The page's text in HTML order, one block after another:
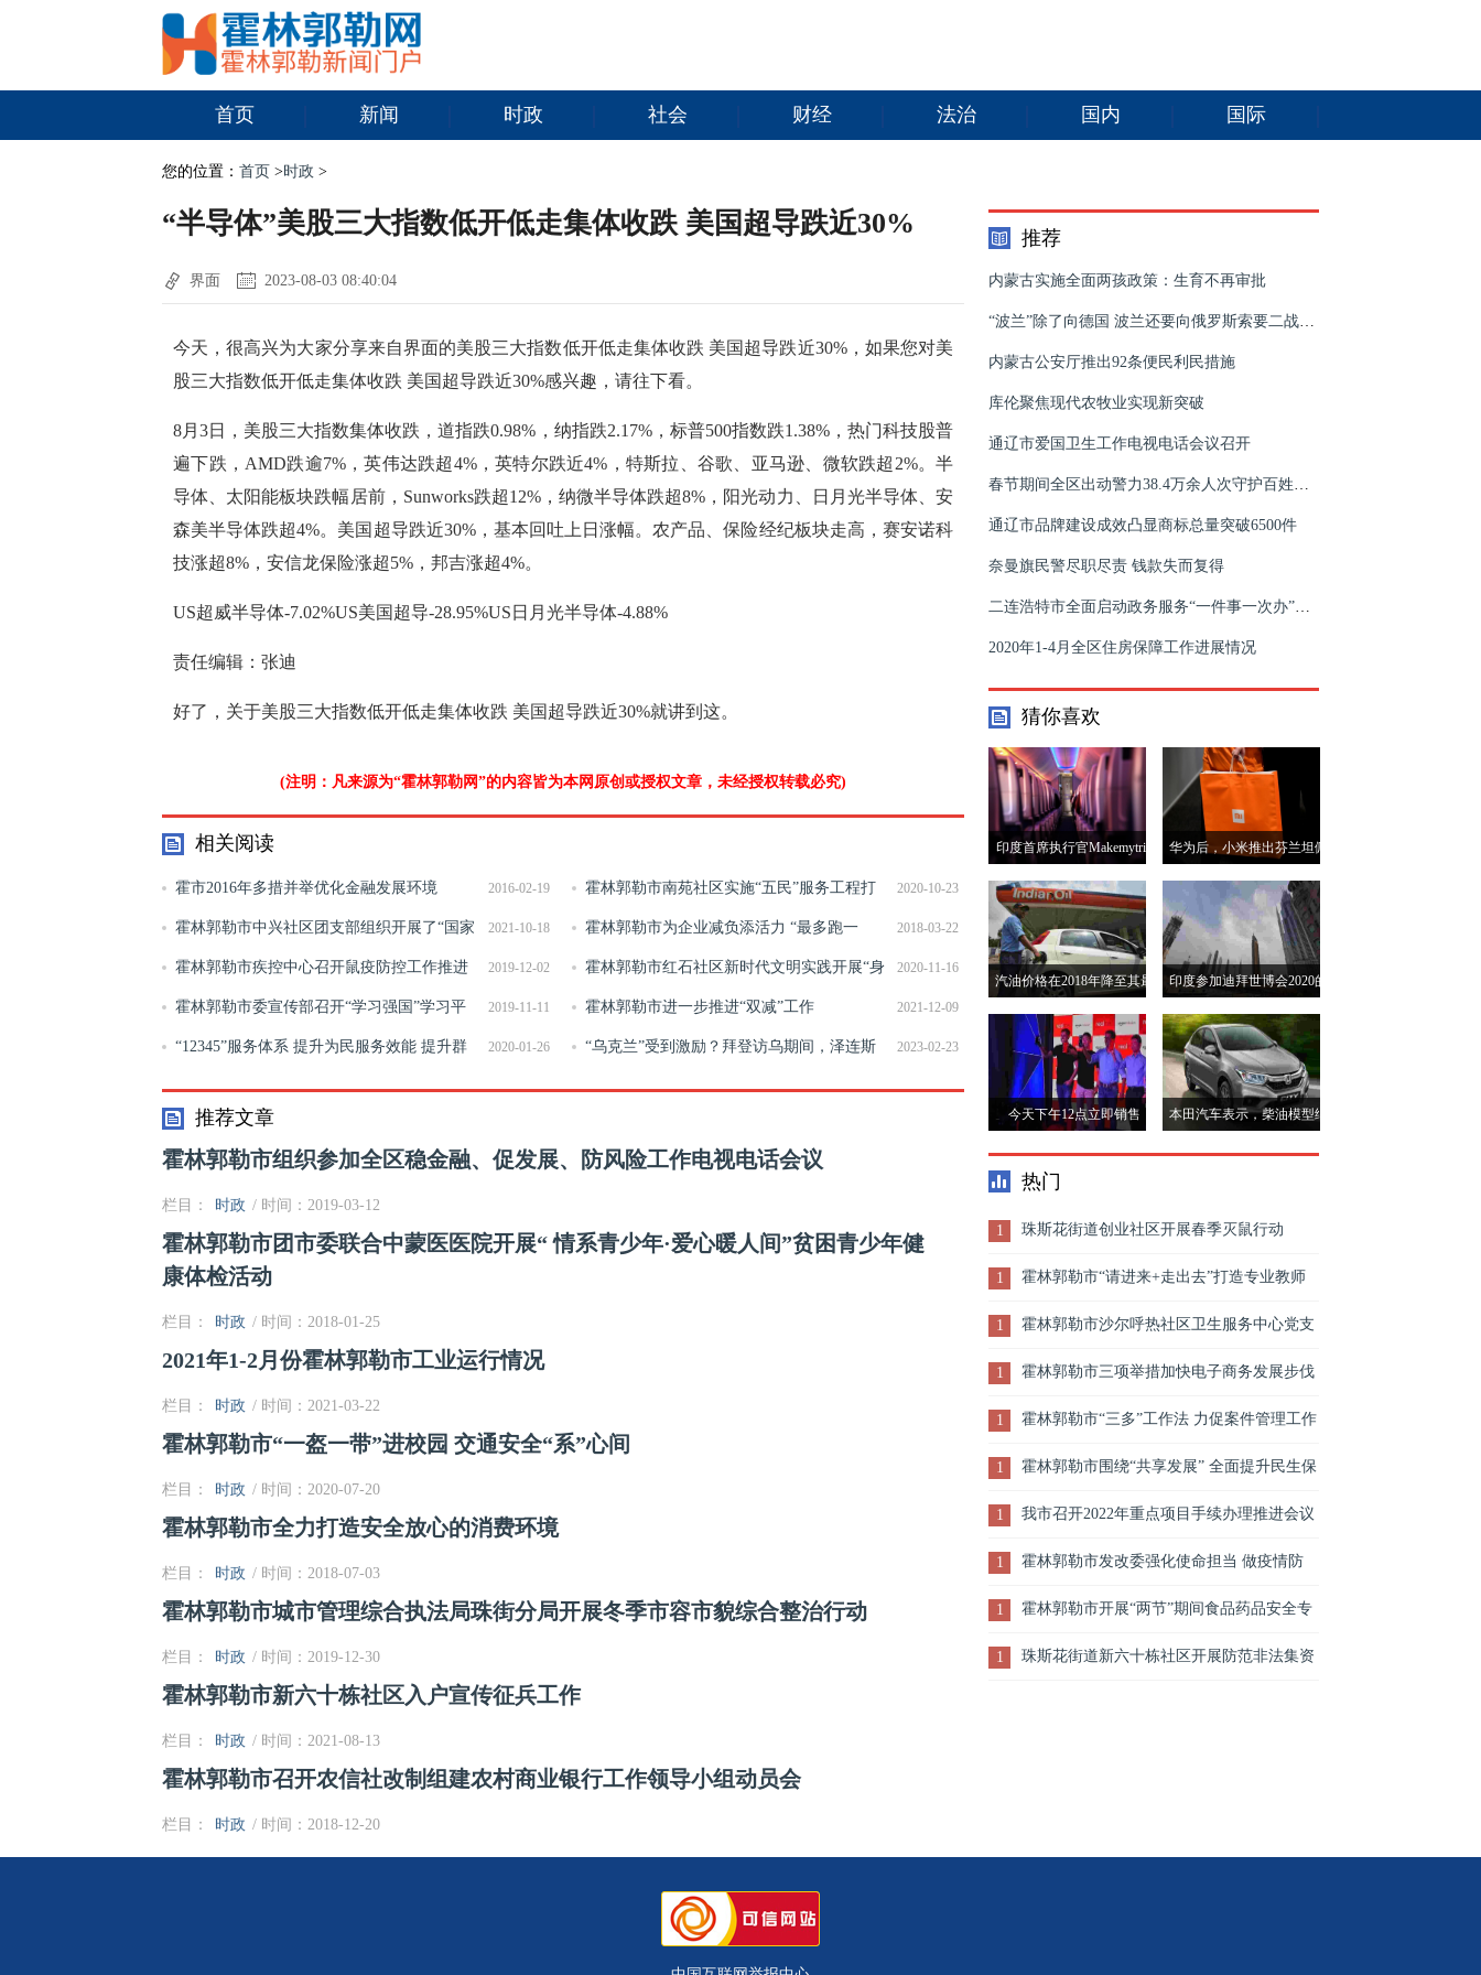
首页 新闻 时政 社会 财经 法治 国内 国际
您的位置： 首页 >时政 >
“半导体”美股三大指数低开低走集体收跌 美国超导跌近30%
界面 2023-08-03 08:40:04
今天，很高兴为大家分享来自界面的美股三大指数低开低走集体收跌 美国超导跌近30%，如果您对美
股三大指数低开低走集体收跌 美国超导跌近30%感兴趣，请往下看。
8月3日，美股三大指数集体收跌，道指跌0.98%，纳指跌2.17%，标普500指数跌1.38%，热门科技股普
遍下跌，AMD跌逾7%，英伟达跌超4%，英特尔跌近4%，特斯拉、谷歌、亚马逊、微软跌超2%。半
导体、太阳能板块跌幅居前，Sunworks跌超12%，纳微半导体跌超8%，阳光动力、日月光半导体、安
森美半导体跌超4%。美国超导跌近30%，基本回吐上日涨幅。农产品、保险经纪板块走高，赛安诺科
技涨超8%，安信龙保险涨超5%，邦吉涨超4%。
US超威半导体-7.02%US美国超导-28.95%US日月光半导体-4.88%
责任编辑：张迪
好了，关于美股三大指数低开低走集体收跌 美国超导跌近30%就讲到这。
(注明：凡来源为“霍林郭勒网”的内容皆为本网原创或授权文章，未经授权转载必究)
相关阅读
2016-02-19
霍市2016年多措并举优化金融发展环境 2020-10-23
霍林郭勒市南苑社区实施“五民”服务工程打
造社区“圈”文化
2021-10-18
霍林郭勒市中兴社区团支部组织开展了“国家
网络安全宣传周”宣传志愿服务活动
2018-03-22
霍林郭勒市为企业减负添活力 “最多跑一
次”越跑越顺
2019-12-02
霍林郭勒市疾控中心召开鼠疫防控工作推进
会
2020-11-16
霍林郭勒市红石社区新时代文明实践开展“身
心健康 生命可贵” 心理宣传活动
2019-11-11
霍林郭勒市委宣传部召开“学习强国”学习平
台管理员交流研讨会
2021-12-09
霍林郭勒市进一步推进“双减”工作
2020-01-26
“12345”服务体系 提升为民服务效能 提升群
众获得感
2023-02-23
“乌克兰”受到激励？拜登访乌期间，泽连斯
基称俄罗斯“没有机会赢”
推荐文章
霍林郭勒市组织参加全区稳金融、促发展、防风险工作电视电话会议
栏目： 时政 / 时间：2019-03-12
霍林郭勒市团市委联合中蒙医医院开展“ 情系青少年·爱心暖人间”贫困青少年健
康体检活动
栏目： 时政 / 时间：2018-01-25
2021年1-2月份霍林郭勒市工业运行情况
栏目： 时政 / 时间：2021-03-22
霍林郭勒市“一盔一带”进校园 交通安全“系”心间
栏目： 时政 / 时间：2020-07-20
霍林郭勒市全力打造安全放心的消费环境
栏目： 时政 / 时间：2018-07-03
霍林郭勒市城市管理综合执法局珠街分局开展冬季市容市貌综合整治行动
栏目： 时政 / 时间：2019-12-30
霍林郭勒市新六十栋社区入户宣传征兵工作
栏目： 时政 / 时间：2021-08-13
霍林郭勒市召开农信社改制组建农村商业银行工作领导小组动员会
栏目： 时政 / 时间：2018-12-20
推荐
内蒙古实施全面两孩政策：生育不再审批
“波兰”除了向德国 波兰还要向俄罗斯索要二战赔偿
内蒙古公安厅推出92条便民利民措施
库伦聚焦现代农牧业实现新突破
通辽市爱国卫生工作电视电话会议召开
春节期间全区出动警力38.4万余人次守护百姓平安
通辽市品牌建设成效凸显商标总量突破6500件
奈曼旗民警尽职尽责 钱款失而复得
二连浩特市全面启动政务服务“一件事一次办”改革
2020年1-4月全区住房保障工作进展情况
猜你喜欢
印度首席执行官Makemytrip
India CEO表示，民航增长
提高了国内旅游业
华为后，小米推出芬兰坦佩
雷的研发中心进行相机技术
汽油价格在2018年降至其最
低水平
印度参加迪拜世博会2020的
expats休息时间为330万世
纪，这是一个很棒的新闻
今天下午12点立即销售
购买，价格和其他细节
本田汽车表示，柴油模型继
热门
1 珠斯花街道创业社区开展春季灭鼠行动
1 霍林郭勒市“请进来+走出去”打造专业教师
队伍 提升职业培训质量
1 霍林郭勒市沙尔呼热社区卫生服务中心党支
部开展“促进民族团结 铸牢中华民族共同体意
识”主题党日活动
1 霍林郭勒市三项举措加快电子商务发展步伐
1 霍林郭勒市“三多”工作法 力促案件管理工作
提档升级
1 霍林郭勒市围绕“共享发展” 全面提升民生保
障水平
1 我市召开2022年重点项目手续办理推进会议
1 霍林郭勒市发改委强化使命担当 做疫情防
控“守卫者”
1 霍林郭勒市开展“两节”期间食品药品安全专
项检查
1 珠斯花街道新六十栋社区开展防范非法集资